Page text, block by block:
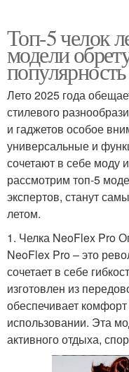
Топ-5 челок
модели
популярность
Лето 2025 года
стилевого
и гаджетов особое
универсальные и
сочетают в себе моду
рассмотрим топ-5
экспертов, станут
летом.
1. Челка NeoFlex Pro
NeoFlex Pro – это
сочетает в себе
изготовлен из
обеспечивает
использовании. Эта
активного отдыха,